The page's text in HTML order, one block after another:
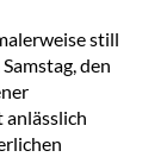
still
den
anlässlich